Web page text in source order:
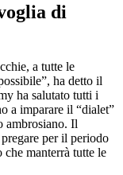
di
a tutte le
ha detto il
ha salutato tutti i
a imparare il “dialet”
ambrosiano. Il
per il periodo
manterrà tutte le